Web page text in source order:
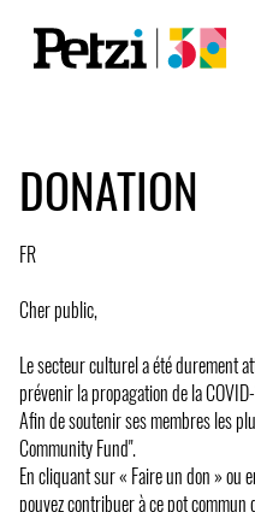
DONATION
FR
Cher public,
Le secteur culturel a été durement
prévenir la propagation de la
Afin de soutenir ses membres les
Community Fund".
En cliquant sur « Faire un don » ou
pouvez contribuer à ce pot